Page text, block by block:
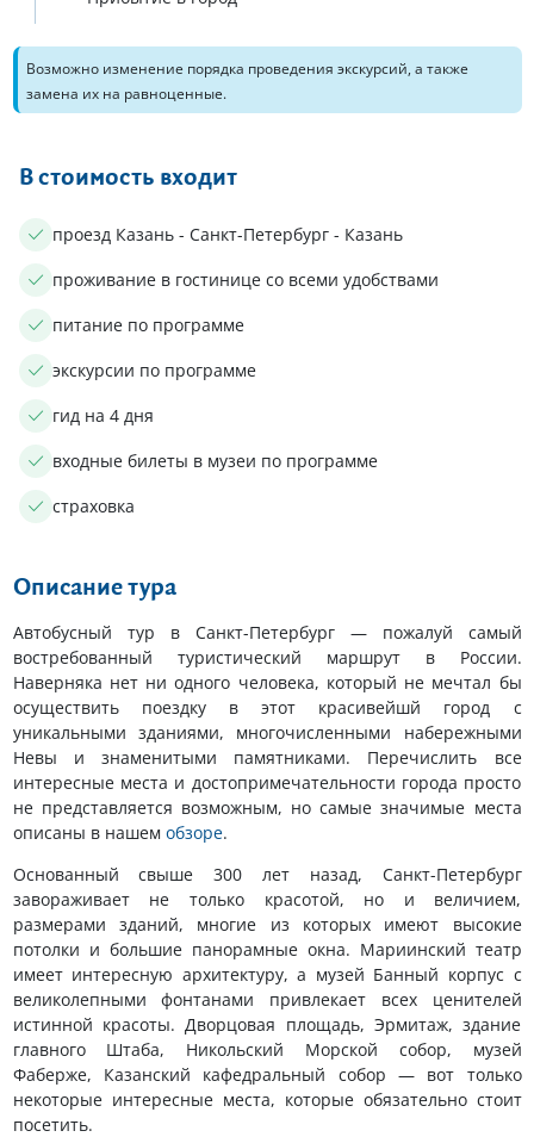
Возможно изменение порядка проведения экскурсий, а также
замена их на равноценные.
В стоимость входит
проезд Казань - Санкт-Петербург - Казань
проживание в гостинице со всеми удобствами
питание по программе
экскурсии по программе
гид на 4 дня
входные билеты в музеи по программе
страховка
Описание тура
Автобусный тур в Санкт-Петербург — пожалуй самый
востребованный туристический маршрут в России.
Наверняка нет ни одного человека, который не мечтал бы
осуществить поездку в этот красивейшй город с
уникальными зданиями, многочисленными набережными
Невы и знаменитыми памятниками. Перечислить все
интересные места и достопримечательности города просто
не представляется возможным, но самые значимые места
описаны в нашем обзоре.
Основанный свыше 300 лет назад, Санкт-Петербург
завораживает не только красотой, но и величием,
размерами зданий, многие из которых имеют высокие
потолки и большие панорамные окна. Мариинский театр
имеет интересную архитектуру, а музей Банный корпус с
великолепными фонтанами привлекает всех ценителей
истинной красоты. Дворцовая площадь, Эрмитаж, здание
главного Штаба, Никольский Морской собор, музей
Фаберже, Казанский кафедральный собор — вот только
некоторые интересные места, которые обязательно стоит
посетить.